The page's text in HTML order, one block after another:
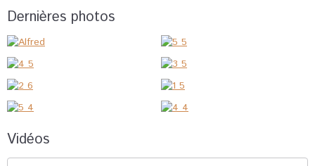
Dernières photos
Vidéos